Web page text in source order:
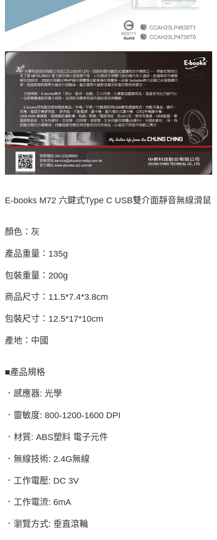
E-books M72 六鍵式Type C USB雙介面靜音無線滑鼠
顏色：灰
產品重量：135g
包裝重量：200g
商品尺寸：11.5*7.4*3.8cm
包裝尺寸：12.5*17*10cm
產地：中國
■產品規格
．感應器: 光學
．靈敏度: 800-1200-1600 DPI
．材質: ABS塑料 電子元件
．無線技術: 2.4G無線
．工作電壓: DC 3V
．工作電流: 6mA
．瀏覽方式: 垂直滾輪